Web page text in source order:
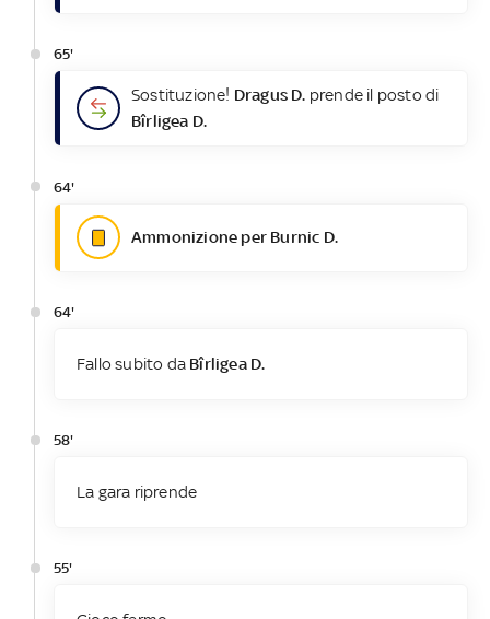
65'
Sostituzione! Dragus D. prende il posto di
Bîrligea D.
64'
Ammonizione per Burnic D.
64'
Fallo subito da Bîrligea D.
58'
La gara riprende
55'